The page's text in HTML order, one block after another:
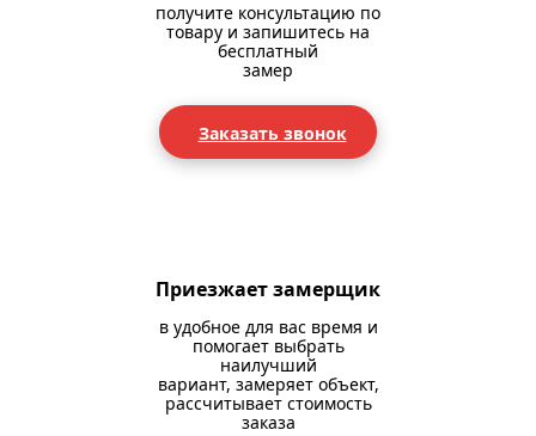
получите консультацию по
товару и запишитесь на
бесплатный
замер
Заказать звонок
Приезжает замерщик
в удобное для вас время и
помогает выбрать
наилучший
вариант, замеряет объект,
рассчитывает стоимость
заказа